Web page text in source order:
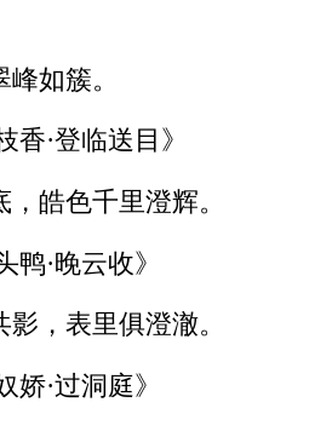
如簇。
·登临送目》
皓色千里澄辉。
·晚云收》
，表里俱澄澈。
·过洞庭》